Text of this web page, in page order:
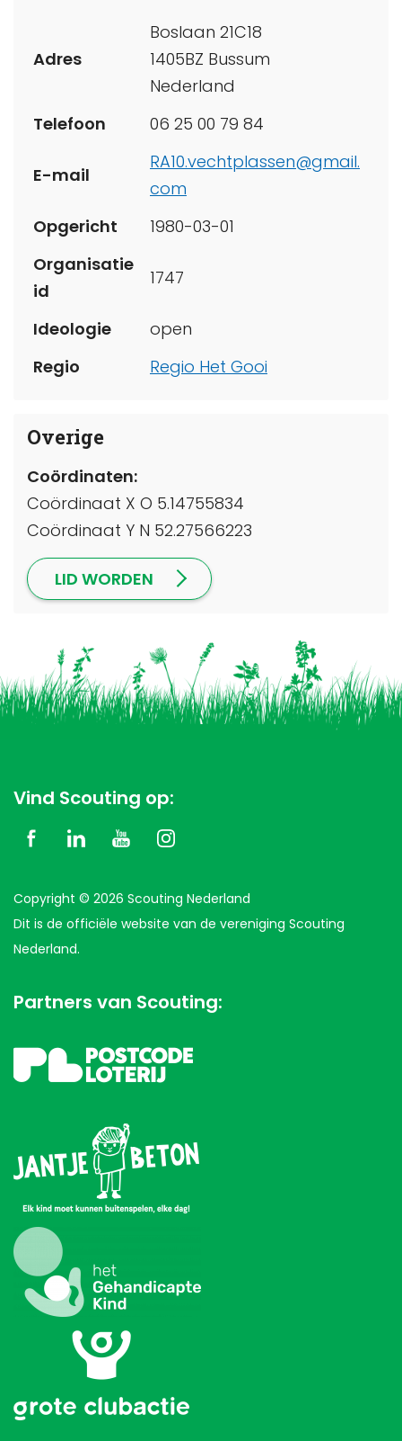
Adres
Boslaan 21C18
1405BZ Bussum
Nederland
Telefoon
06 25 00 79 84
E-mail
RA10.vechtplassen@gmail.
com
Opgericht
1980-03-01
Organisatie
id
1747
Ideologie
open
Regio
Regio Het Gooi
Overige
Coördinaten:
Coördinaat X O 5.14755834
Coördinaat Y N 52.27566223
LID WORDEN
Vind Scouting op:
Copyright © 2026 Scouting Nederland
Dit is de officiële website van de vereniging Scouting
Nederland.
Partners van Scouting: